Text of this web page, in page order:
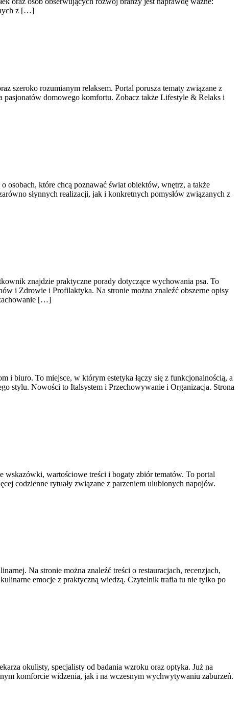
z […]
szeroko rozumianym relaksem. Portal porusza tematy związane z
domowego komfortu. Zobacz także Lifestyle & Relaks i
osobach, które chcą poznawać świat obiektów, wnętrz, a także
słynnych realizacji, jak i konkretnych pomysłów związanych z
znajdzie praktyczne porady dotyczące wychowania psa. To
i Zdrowie i Profilaktyka. Na stronie można znaleźć obszerne opisy
[…]
i biuro. To miejsce, w którym estetyka łączy się z funkcjonalnością, a
stylu. Nowości to Italsystem i Przechowywanie i Organizacja. Strona
wskazówki, wartościowe treści i bogaty zbiór tematów. To portal
codzienne rytuały związane z parzeniem ulubionych napojów.
Na stronie można znaleźć treści o restauracjach, recenzjach,
emocje z praktyczną wiedzą. Czytelnik trafia tu nie tylko po
okulisty, specjalisty od badania wzroku oraz optyka. Już na
komforcie widzenia, jak i na wczesnym wychwytywaniu zaburzeń.